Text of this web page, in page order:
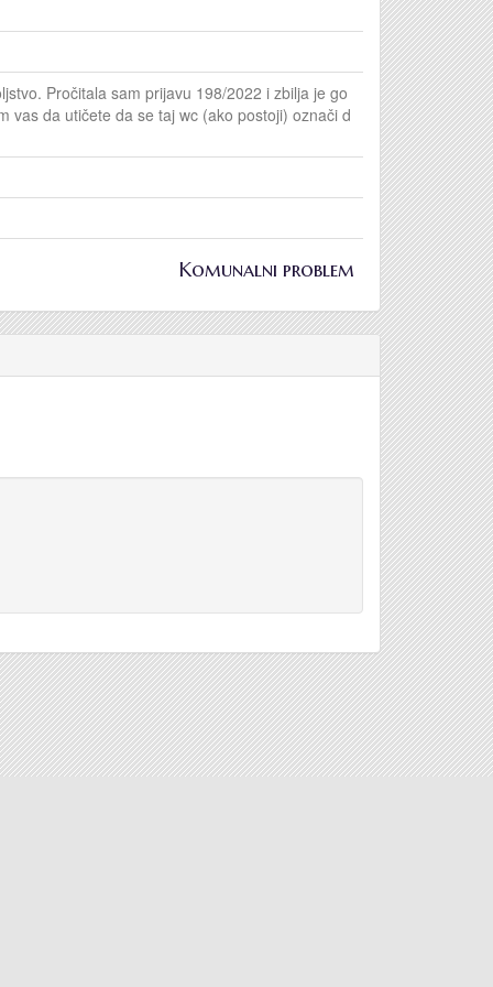
Pročitala sam prijavu 198/2022 i zbilja je go
vas da utičete da se taj wc (ako postoji) označi d
Komunalni problem